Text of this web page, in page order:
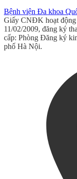
Bệnh viện Đa khoa
Giấy CNĐK hoạt động
11/02/2009, đăng ký
cấp: Phòng Đăng ký
phố Hà Nội.